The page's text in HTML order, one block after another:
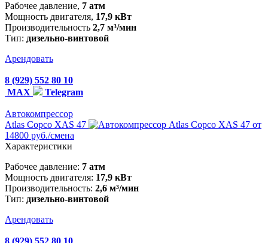
Рабочее давление, 7 атм
Мощность двигателя, 17,9 кВт
Производительность 2,7 м³/мин
Тип: дизельно-винтовой
Арендовать
8 (929) 552 80 10
MAX
Telegram
Автокомпрессор
Atlas Copco XAS 47
от
14800 руб./смена
Характеристики
Рабочее давление: 7 атм
Мощность двигателя: 17,9 кВт
Производительность: 2,6 м³/мин
Тип: дизельно-винтовой
Арендовать